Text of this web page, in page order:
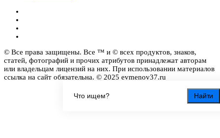
Найти
© Все права защищены. Все ™ и © всех продуктов, знаков,
статей, фотографий и прочих атрибутов принадлежат авторам
или владельцам лицензий на них. При использовании материалов
ссылка на сайт обязательна. © 2025 evmenov37.ru